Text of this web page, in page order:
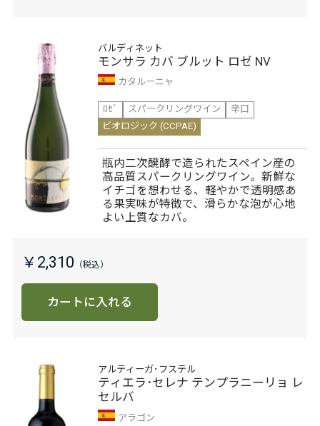
バルディネット
モンサラ カバ ブルット ロゼ NV
カタルーニャ
ﾛｾﾞ
スパークリングワイン
辛口
ビオロジック (CCPAE)
瓶内二次醗酵で造られたスペイン産の
高品質スパークリングワイン。新鮮な
イチゴを想わせる、軽やかで透明感あ
る果実味が特徴で、滑らかな泡が心地
よい上質なカバ。
￥2,310
カートに入れる
アルティーガ･フステル
ティエラ･セレナ テンプラニーリョ レ
セルバ
アラゴン